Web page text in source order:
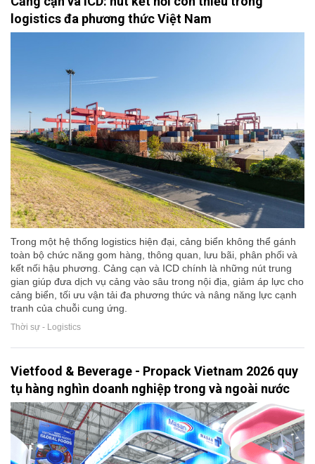
logistics đa phương thức Việt Nam
Trong một hệ thống logistics hiện đại, cảng biển không thể gánh
toàn bộ chức năng gom hàng, thông quan, lưu bãi, phân phối và
kết nối hậu phương. Cảng cạn và ICD chính là những nút trung
gian giúp đưa dịch vụ cảng vào sâu trong nội địa, giảm áp lực cho
cảng biển, tối ưu vận tải đa phương thức và nâng năng lực cạnh
tranh của chuỗi cung ứng.
Thời sự - Logistics
Vietfood & Beverage - Propack Vietnam 2026 quy
tụ hàng nghìn doanh nghiệp trong và ngoài nước